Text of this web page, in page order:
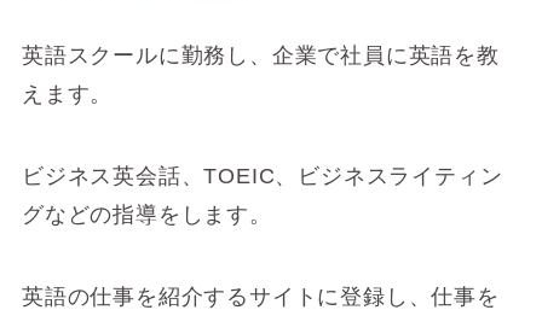
英語スクールに勤務し、企業で社員に英語を教
えます。
ビジネス英会話、TOEIC、ビジネスライティン
グなどの指導をします。
英語の仕事を紹介するサイトに登録し、仕事を